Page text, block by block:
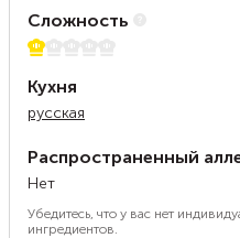
Сложность
1 из 5
Кухня
русская
Распространенный
Нет
Убедитесь, что у вас нет
ингредиентов.